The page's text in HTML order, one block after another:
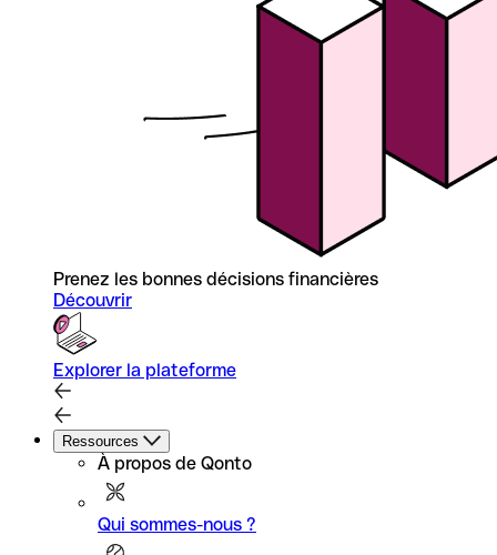
Prenez les bonnes décisions financières
Découvrir
Explorer la plateforme
Ressources
À propos de Qonto
Qui sommes-nous ?